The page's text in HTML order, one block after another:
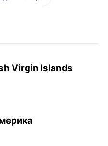
Virgin Islands